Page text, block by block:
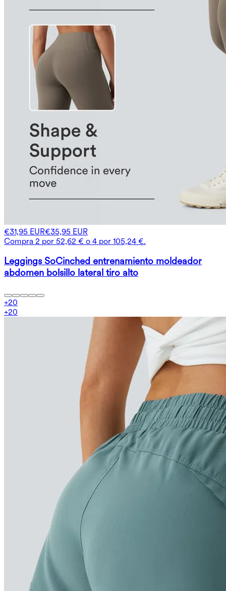
€31,95 EUR€35,95 EUR
Compra 2 por 52,62 € o 4 por 105,24 €.
Leggings SoCinched entrenamiento moldeador
abdomen bolsillo lateral tiro alto
+20
+20